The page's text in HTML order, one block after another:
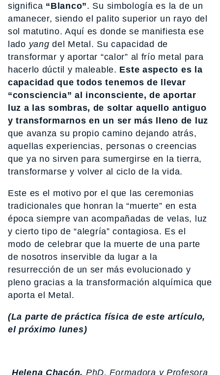
significa “Blanco”. Su simbología es la de un
amanecer, siendo el palito superior un rayo del
sol matutino. Aquí es donde se manifiesta ese
lado yang del Metal. Su capacidad de
transformar y aportar “calor” al frío metal para
hacerlo dúctil y maleable. Este aspecto es la
capacidad que todos tenemos de llevar
“consciencia” al inconsciente, de aportar
luz a las sombras, de soltar aquello antiguo
y transformarnos en un ser más lleno de luz
que avanza su propio camino dejando atrás,
aquellas experiencias, personas o creencias
que ya no sirven para sumergirse en la tierra,
transformarse y volver al ciclo de la vida.
Este es el motivo por el que las ceremonias
tradicionales que honran la “muerte” en esta
época siempre van acompañadas de velas, luz
y cierto tipo de “alegría” contagiosa. Es el
modo de celebrar que la muerte de una parte
de nosotros inservible da lugar a la
resurrección de un ser más evolucionado y
pleno gracias a la transformación alquímica que
aporta el Metal.
(La parte de práctica física de este artículo,
el próximo lunes)
Helena Chacón, PhD, Formadora y Profesora